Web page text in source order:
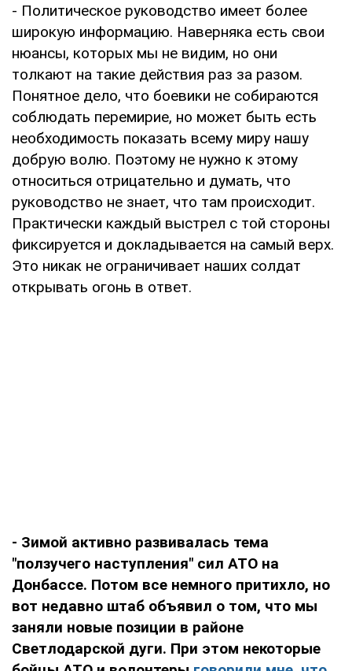
- Политическое руководство имеет более
широкую информацию. Наверняка есть свои
нюансы, которых мы не видим, но они
толкают на такие действия раз за разом.
Понятное дело, что боевики не собираются
соблюдать перемирие, но может быть есть
необходимость показать всему миру нашу
добрую волю. Поэтому не нужно к этому
относиться отрицательно и думать, что
руководство не знает, что там происходит.
Практически каждый выстрел с той стороны
фиксируется и докладывается на самый верх.
Это никак не ограничивает наших солдат
открывать огонь в ответ.
- Зимой активно развивалась тема
"ползучего наступления" сил АТО на
Донбассе. Потом все немного притихло, но
вот недавно штаб объявил о том, что мы
заняли новые позиции в районе
Светлодарской дуги. При этом некоторые